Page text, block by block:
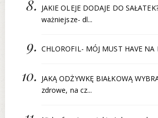
JAKIE OLEJE DODAJE DO
ważniejsze- dl...
CHLOROFIL- MÓJ MUST HAVE NA
JAKĄ ODŻYWKĘ BIAŁKOWĄ
zdrowe, na cz...